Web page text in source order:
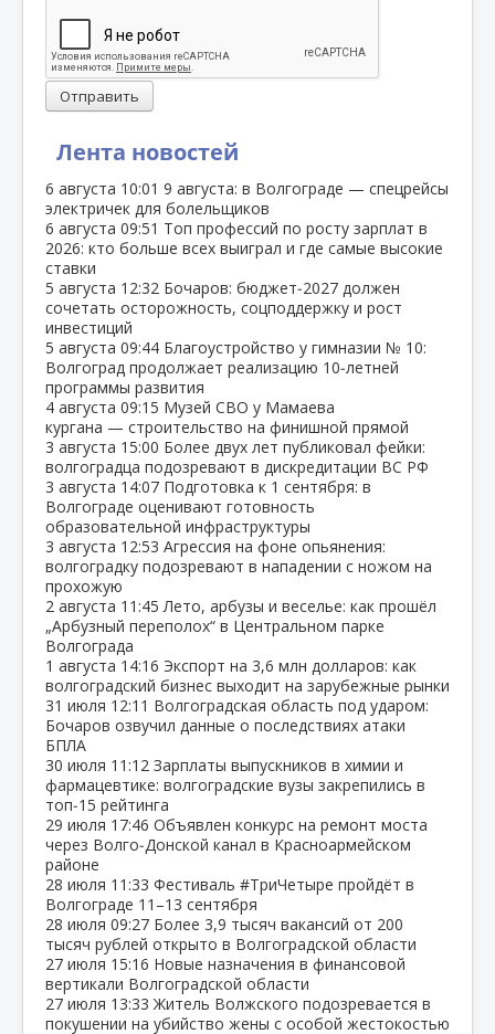
Лента новостей
6 августа 10:01 9 августа: в Волгограде — спецрейсы
электричек для болельщиков
6 августа 09:51 Топ профессий по росту зарплат в
2026: кто больше всех выиграл и где самые высокие
ставки
5 августа 12:32 Бочаров: бюджет‑2027 должен
сочетать осторожность, соцподдержку и рост
инвестиций
5 августа 09:44 Благоустройство у гимназии № 10:
Волгоград продолжает реализацию 10‑летней
программы развития
4 августа 09:15 Музей СВО у Мамаева
кургана — строительство на финишной прямой
3 августа 15:00 Более двух лет публиковал фейки:
волгоградца подозревают в дискредитации ВС РФ
3 августа 14:07 Подготовка к 1 сентября: в
Волгограде оценивают готовность
образовательной инфраструктуры
3 августа 12:53 Агрессия на фоне опьянения:
волгоградку подозревают в нападении с ножом на
прохожую
2 августа 11:45 Лето, арбузы и веселье: как прошёл
„Арбузный переполох“ в Центральном парке
Волгограда
1 августа 14:16 Экспорт на 3,6 млн долларов: как
волгоградский бизнес выходит на зарубежные рынки
31 июля 12:11 Волгоградская область под ударом:
Бочаров озвучил данные о последствиях атаки
БПЛА
30 июля 11:12 Зарплаты выпускников в химии и
фармацевтике: волгоградские вузы закрепились в
топ‑15 рейтинга
29 июля 17:46 Объявлен конкурс на ремонт моста
через Волго‑Донской канал в Красноармейском
районе
28 июля 11:33 Фестиваль #ТриЧетыре пройдёт в
Волгограде 11–13 сентября
28 июля 09:27 Более 3,9 тысяч вакансий от 200
тысяч рублей открыто в Волгоградской области
27 июля 15:16 Новые назначения в финансовой
вертикали Волгоградской области
27 июля 13:33 Житель Волжского подозревается в
покушении на убийство жены с особой жестокостью
Отправить